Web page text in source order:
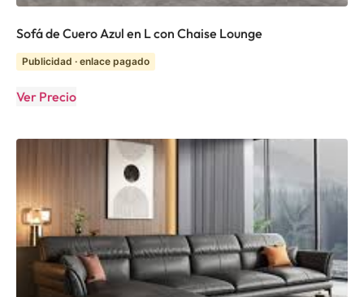
Sofá de Cuero Azul en L con Chaise Lounge
Publicidad · enlace pagado
Ver Precio